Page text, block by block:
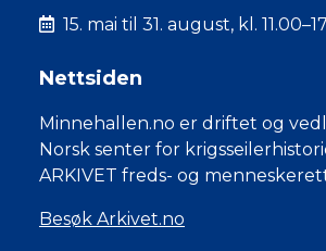
15. mai til 31. august, kl.
Nettsiden
Minnehallen.no er driftet og
Norsk senter for
ARKIVET freds- og
Besøk Arkivet.no